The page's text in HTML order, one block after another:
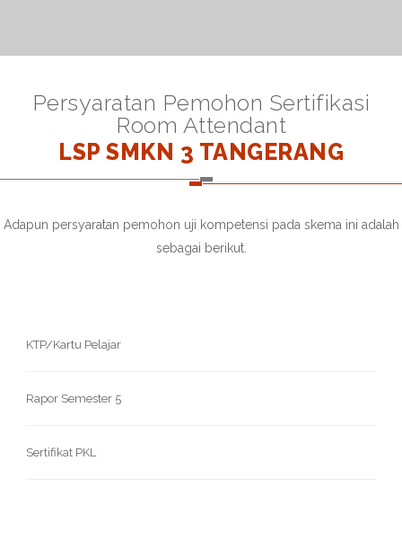
Persyaratan Pemohon Sertifikasi
Room Attendant
LSP SMKN 3 TANGERANG
Adapun persyaratan pemohon uji kompetensi pada skema ini adalah
sebagai berikut.
KTP/Kartu Pelajar
Rapor Semester 5
Sertifikat PKL